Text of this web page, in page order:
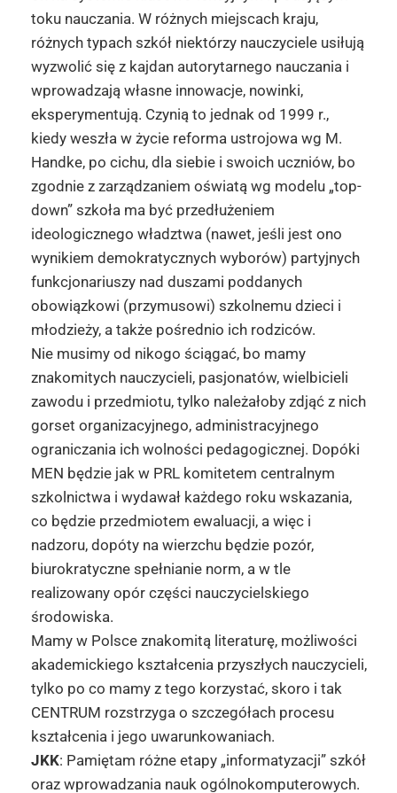
toku nauczania. W różnych miejscach kraju,
różnych typach szkół niektórzy nauczyciele usiłują
wyzwolić się z kajdan autorytarnego nauczania i
wprowadzają własne innowacje, nowinki,
eksperymentują. Czynią to jednak od 1999 r.,
kiedy weszła w życie reforma ustrojowa wg M.
Handke, po cichu, dla siebie i swoich uczniów, bo
zgodnie z zarządzaniem oświatą wg modelu „top-
down” szkoła ma być przedłużeniem
ideologicznego władztwa (nawet, jeśli jest ono
wynikiem demokratycznych wyborów) partyjnych
funkcjonariuszy nad duszami poddanych
obowiązkowi (przymusowi) szkolnemu dzieci i
młodzieży, a także pośrednio ich rodziców.
Nie musimy od nikogo ściągać, bo mamy
znakomitych nauczycieli, pasjonatów, wielbicieli
zawodu i przedmiotu, tylko należałoby zdjąć z nich
gorset organizacyjnego, administracyjnego
ograniczania ich wolności pedagogicznej. Dopóki
MEN będzie jak w PRL komitetem centralnym
szkolnictwa i wydawał każdego roku wskazania,
co będzie przedmiotem ewaluacji, a więc i
nadzoru, dopóty na wierzchu będzie pozór,
biurokratyczne spełnianie norm, a w tle
realizowany opór części nauczycielskiego
środowiska.
Mamy w Polsce znakomitą literaturę, możliwości
akademickiego kształcenia przyszłych nauczycieli,
tylko po co mamy z tego korzystać, skoro i tak
CENTRUM rozstrzyga o szczegółach procesu
kształcenia i jego uwarunkowaniach.
JKK: Pamiętam różne etapy „informatyzacji” szkół
oraz wprowadzania nauk ogólnokomputerowych.